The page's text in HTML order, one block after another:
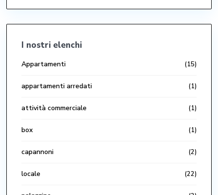
I nostri elenchi
Appartamenti (15)
appartamenti arredati (1)
attività commerciale (1)
box (1)
capannoni (2)
locale (22)